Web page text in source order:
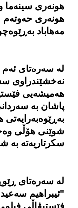
هونه‌ری سینه‌ما
هونه‌ری حه‌وته‌م
مەهاباد
لە سەرەتای ئەم
نه‌خشێندراوی
هەمیشەیی
پاشان به‌
شوێنی هۆڵی
سکرتاریەته‌ بە
لە سەرەتای
"ئیبراهیم
فێستیڤاڵی